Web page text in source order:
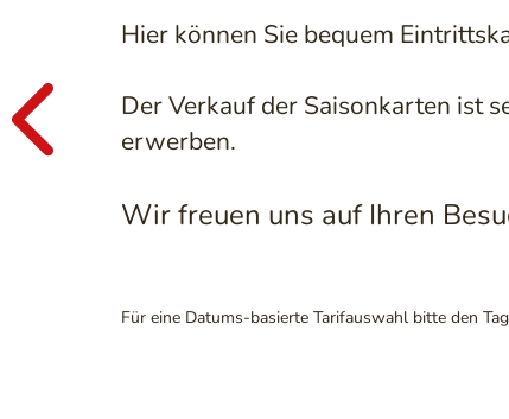
Hier können Sie bequem
Der Verkauf der Saisonkarten ist
erwerben.
Wir freuen uns auf Ihren
Für eine Datums-basierte Tarifauswahl bitte den